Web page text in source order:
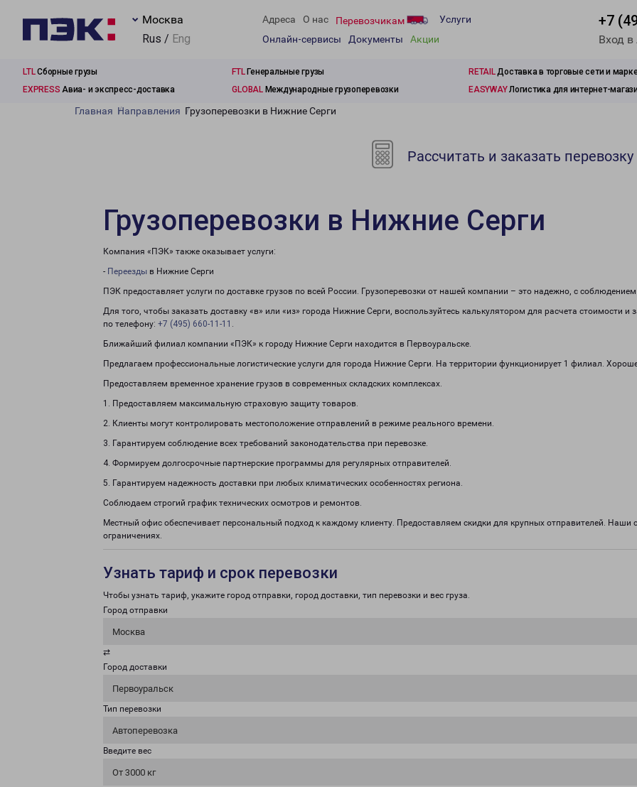
Москва
Rus / Eng
Адреса О нас Перевозчикам
Услуги
Онлайн-сервисы
Документы Акции
+7
Вход
LTLСборные грузы FTLГенеральные грузы RETAILДоставка в торговые сети и
EXPRESS Авиа- и экспресс-доставка GLOBALМеждународные грузоперевозки EASYWAYЛогистика для интернет-
Главная Направления Грузоперевозки в Нижние Серги
Рассчитать и заказать перевозку
Грузоперевозки в Нижние Серги
Компания «ПЭК» также оказывает услуги:
- Переезды в Нижние Серги
ПЭК предоставляет услуги по доставке грузов по всей России. Грузоперевозки от нашей компании – это надежно, с
Для того, чтобы заказать доставку «в» или «из» города Нижние Серги, воспользуйтесь калькулятором для расчета стоимости
по телефону: +7 (495) 660-11-11 .
Ближайший филиал компании «ПЭК» к городу Нижние Серги находится в Первоуральске.
Предлагаем профессиональные логистические услуги для города Нижние Серги. На территории функционирует 1 филиал.
Предоставляем временное хранение грузов в современных складских комплексах.
1. Предоставляем максимальную страховую защиту товаров.
2. Клиенты могут контролировать местоположение отправлений в режиме реального времени.
3. Гарантируем соблюдение всех требований законодательства при перевозке.
4. Формируем долгосрочные партнерские программы для регулярных отправителей.
5. Гарантируем надежность доставки при любых климатических особенностях региона.
Соблюдаем строгий график технических осмотров и ремонтов.
Местный офис обеспечивает персональный подход к каждому клиенту. Предоставляем скидки для крупных отправителей.
ограничениях.
Узнать тариф и срок перевозки
Чтобы узнать тариф, укажите город отправки, город доставки, тип перевозки и вес груза.
Город отправки
Москва
⇄
Город доставки
Первоуральск
Тип перевозки
Автоперевозка
Введите вес
От 3000 кг